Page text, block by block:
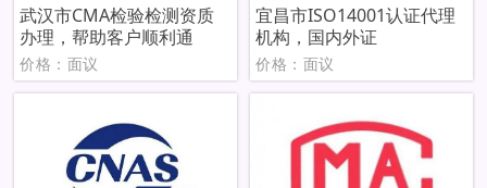
武汉市CMA检验检测资质
办理，帮助客户顺利通
价格：面议
宜昌市ISO14001认证代理
机构，国内外证
价格：面议